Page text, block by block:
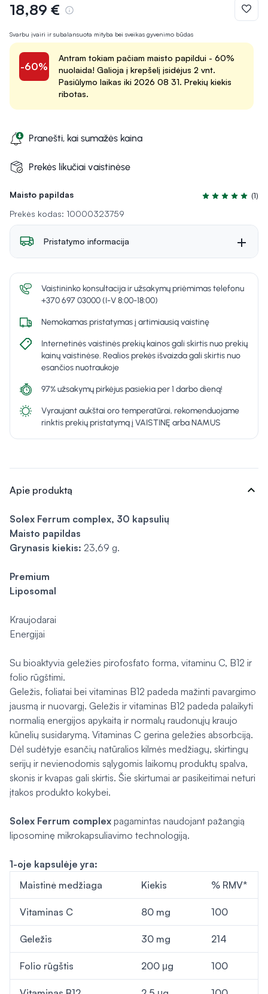
Maisto papildas
Įvertinimas 5.0
(1)
Prekės kodas: 10000323759
Svarbu įvairi ir subalansuota mityba bei sveikas gyvenimo būdas
-60%
Antram tokiam pačiam maisto papildui - 60%
nuolaida! Galioja į krepšelį įsidėjus 2 vnt.
Pasiūlymo laikas iki 2026 08 31. Prekių kiekis
ribotas.
18,89 €
Pranešti, kai sumažės kaina
Prekės likučiai vaistinėse
Pristatymo informacija
Vaistininko konsultacija ir užsakymų priėmimas telefonu
+370 697 03000 (I-V 8:00-18:00)
Nemokamas pristatymas į artimiausią vaistinę
Internetinės vaistinės prekių kainos gali skirtis nuo prekių
kainų vaistinėse. Realios prekės išvaizda gali skirtis nuo
esančios nuotraukoje
97% užsakymų pirkėjus pasiekia per 1 darbo dieną!
Vyraujant aukštai oro temperatūrai, rekomenduojame
rinktis prekių pristatymą į VAISTINĘ arba NAMUS
Apie produktą expand_more
Solex Ferrum complex, 30 kapsulių
Maisto papildas
Grynasis kiekis: 23,69 g.
Premium
Liposomal
Kraujodarai
Energijai
Su bioaktyvia geležies pirofosfato forma, vitaminu C, B12 ir
folio rūgštimi.
Geležis, foliatai bei vitaminas B12 padeda mažinti pavargimo
jausmą ir nuovargį. Geležis ir vitaminas B12 padeda palaikyti
normalią energijos apykaitą ir normalų raudonųjų kraujo
kūnelių susidarymą. Vitaminas C gerina geležies absorbciją.
Dėl sudėtyje esančių natūralios kilmės medžiagų, skirtingų
serijų ir nevienodomis sąlygomis laikomų produktų spalva,
skonis ir kvapas gali skirtis. Šie skirtumai ar pasikeitimai neturi
įtakos produkto kokybei.
Solex Ferrum complex pagamintas naudojant pažangią
liposominę mikrokapsuliavimo technologiją.
1-oje kapsulėje yra:
Maistinė medžiaga
Kiekis % RMV*
Vitaminas C 80 mg 100
Geležis 30 mg 214
Folio rūgštis 200 μg 100